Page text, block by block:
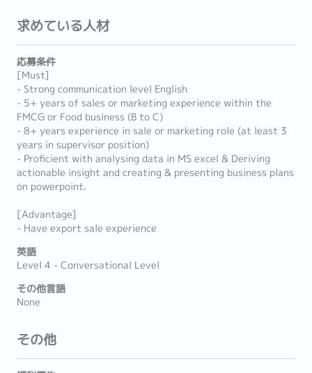
求めている人材
応募条件
[Must]
- Strong communication level English
- 5+ years of sales or marketing experience within the
FMCG or Food business (B to C)
- 8+ years experience in sale or marketing role (at least 3
years in supervisor position)
- Proficient with analysing data in MS excel & Deriving
actionable insight and creating & presenting business plans
on powerpoint.
[Advantage]
- Have export sale experience
英語
Level 4 - Conversational Level
その他言語
None
その他